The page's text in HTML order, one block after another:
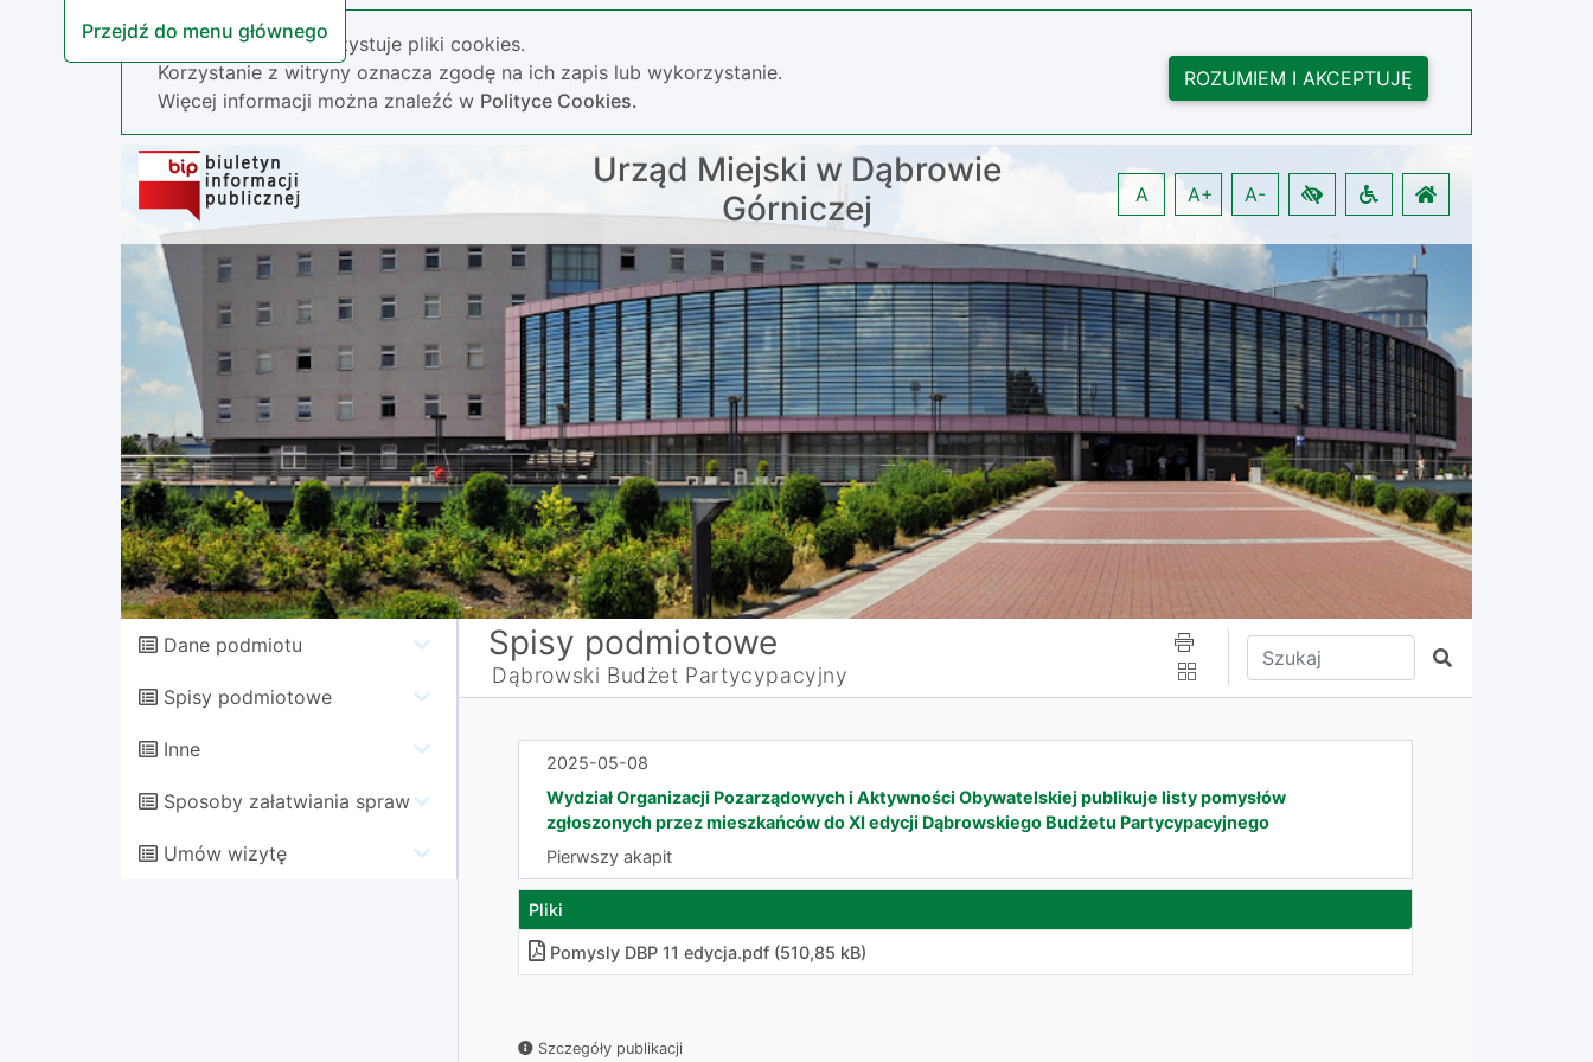
Przejdź do menu głównego
Nasza strona wykorzystuje pliki cookies.
Korzystanie z witryny oznacza zgodę na ich zapis lub wykorzystanie.
Więcej informacji można znaleźć w Polityce Cookies.
ROZUMIEM I AKCEPTUJĘ
Urząd Miejski w Dąbrowie
Górniczej
A A+ A-
Dane podmiotu
Spisy podmiotowe
Inne
Sposoby załatwiania spraw
Umów wizytę
Spisy podmiotowe
Dąbrowski Budżet Partycypacyjny
Wpisz tekst do wyszukania
Szukaj
2025-05-08
Wydział Organizacji Pozarządowych i Aktywności Obywatelskiej publikuje listy pomysłów
zgłoszonych przez mieszkańców do XI edycji Dąbrowskiego Budżetu Partycypacyjnego
Pierwszy akapit
Pliki
Pomysly DBP 11 edycja.pdf (510,85 kB)
Szczegóły publikacji